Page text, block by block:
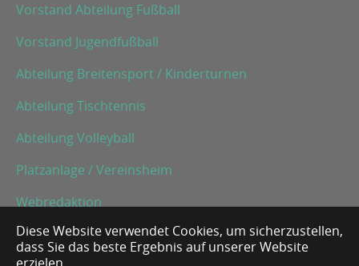
Diese Website verwendet Cookies, um sicherzustellen,
dass Sie das beste Ergebnis auf unserer Website
Vorstand Abteilung Fußball
Vorstand Jugendfußball
Abteilung Breitensport / Kinderturnen
Abteilung Tischtennis
Abteilung Volleyball
Platzanlage / Vereinsheim
Webredaktion
Impressum